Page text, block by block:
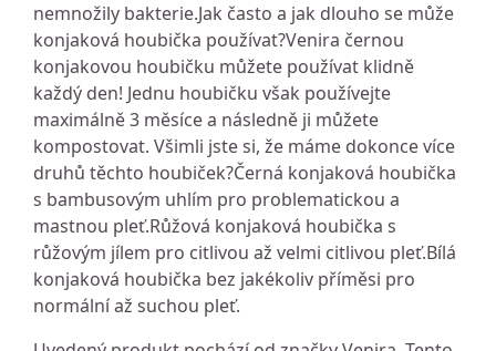
nemnožily bakterie.Jak často a jak dlouho se může
konjaková houbička používat?Venira černou
konjakovou houbičku můžete používat klidně
každý den! Jednu houbičku však používejte
maximálně 3 měsíce a následně ji můžete
kompostovat. Všimli jste si, že máme dokonce více
druhů těchto houbiček?Černá konjaková houbička
s bambusovým uhlím pro problematickou a
mastnou pleť.Růžová konjaková houbička s
růžovým jílem pro citlivou až velmi citlivou pleť.Bílá
konjaková houbička bez jakékoliv příměsi pro
normální až suchou pleť.